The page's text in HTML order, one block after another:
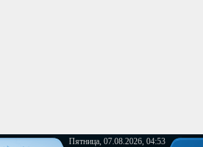
Пятница, 07.08.2026, 04:53